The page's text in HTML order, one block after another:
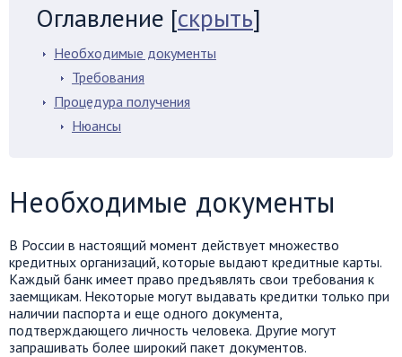
Оглавление [скрыть]
Необходимые документы
Требования
Процедура получения
Нюансы
Необходимые документы
В России в настоящий момент действует множество
кредитных организаций, которые выдают кредитные карты.
Каждый банк имеет право предъявлять свои требования к
заемщикам. Некоторые могут выдавать кредитки только при
наличии паспорта и еще одного документа,
подтверждающего личность человека. Другие могут
запрашивать более широкий пакет документов.